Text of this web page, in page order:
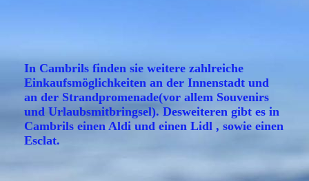
In Cambrils finden sie weitere zahlreiche
Einkaufsmöglichkeiten an der Innenstadt und
an der Strandpromenade(vor allem Souvenirs
und Urlaubsmitbringsel). Desweiteren gibt es in
Cambrils einen Aldi und einen Lidl , sowie einen
Esclat.